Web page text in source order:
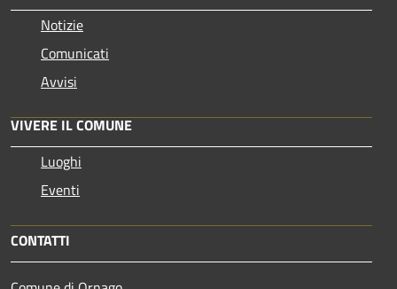
Notizie
Comunicati
Avvisi
VIVERE IL COMUNE
Luoghi
Eventi
CONTATTI